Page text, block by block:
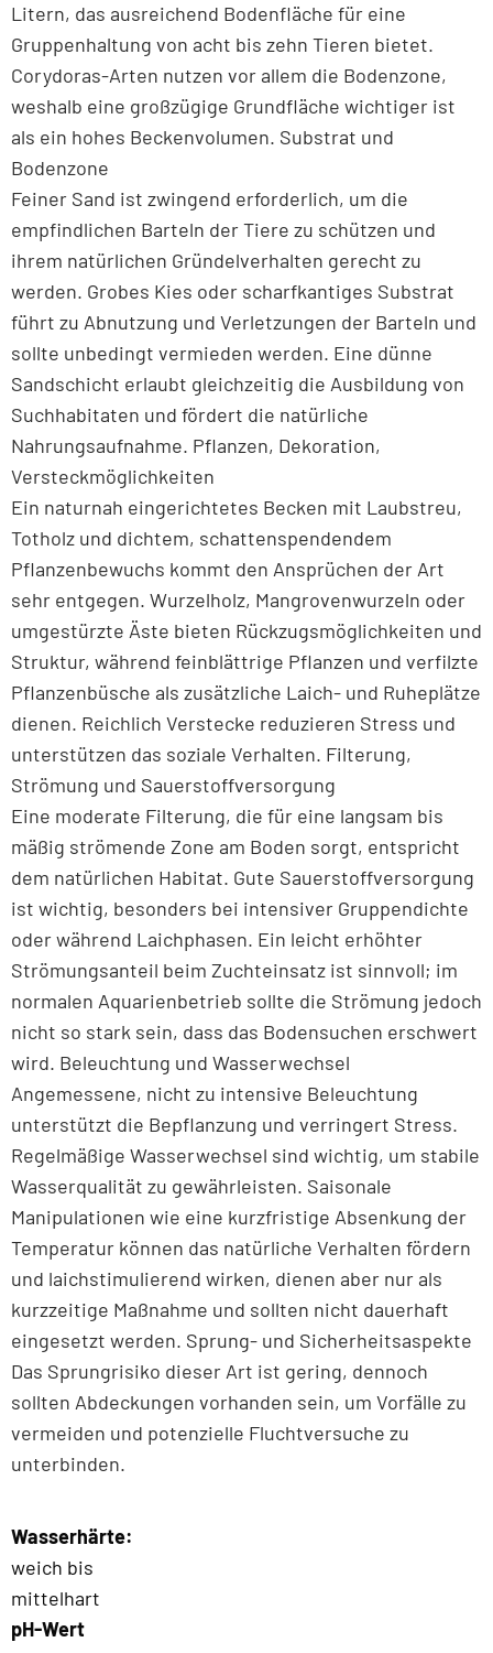
Litern, das ausreichend Bodenfläche für eine
Gruppenhaltung von acht bis zehn Tieren bietet.
Corydoras-Arten nutzen vor allem die Bodenzone,
weshalb eine großzügige Grundfläche wichtiger ist
als ein hohes Beckenvolumen. Substrat und
Bodenzone
Feiner Sand ist zwingend erforderlich, um die
empfindlichen Barteln der Tiere zu schützen und
ihrem natürlichen Gründelverhalten gerecht zu
werden. Grobes Kies oder scharfkantiges Substrat
führt zu Abnutzung und Verletzungen der Barteln und
sollte unbedingt vermieden werden. Eine dünne
Sandschicht erlaubt gleichzeitig die Ausbildung von
Suchhabitaten und fördert die natürliche
Nahrungsaufnahme. Pflanzen, Dekoration,
Versteckmöglichkeiten
Ein naturnah eingerichtetes Becken mit Laubstreu,
Totholz und dichtem, schattenspendendem
Pflanzenbewuchs kommt den Ansprüchen der Art
sehr entgegen. Wurzelholz, Mangrovenwurzeln oder
umgestürzte Äste bieten Rückzugsmöglichkeiten und
Struktur, während feinblättrige Pflanzen und verfilzte
Pflanzenbüsche als zusätzliche Laich- und Ruheplätze
dienen. Reichlich Verstecke reduzieren Stress und
unterstützen das soziale Verhalten. Filterung,
Strömung und Sauerstoffversorgung
Eine moderate Filterung, die für eine langsam bis
mäßig strömende Zone am Boden sorgt, entspricht
dem natürlichen Habitat. Gute Sauerstoffversorgung
ist wichtig, besonders bei intensiver Gruppendichte
oder während Laichphasen. Ein leicht erhöhter
Strömungsanteil beim Zuchteinsatz ist sinnvoll; im
normalen Aquarienbetrieb sollte die Strömung jedoch
nicht so stark sein, dass das Bodensuchen erschwert
wird. Beleuchtung und Wasserwechsel
Angemessene, nicht zu intensive Beleuchtung
unterstützt die Bepflanzung und verringert Stress.
Regelmäßige Wasserwechsel sind wichtig, um stabile
Wasserqualität zu gewährleisten. Saisonale
Manipulationen wie eine kurzfristige Absenkung der
Temperatur können das natürliche Verhalten fördern
und laichstimulierend wirken, dienen aber nur als
kurzzeitige Maßnahme und sollten nicht dauerhaft
eingesetzt werden. Sprung- und Sicherheitsaspekte
Das Sprungrisiko dieser Art ist gering, dennoch
sollten Abdeckungen vorhanden sein, um Vorfälle zu
vermeiden und potenzielle Fluchtversuche zu
unterbinden.
Wasserhärte:
weich bis
mittelhart
pH-Wert